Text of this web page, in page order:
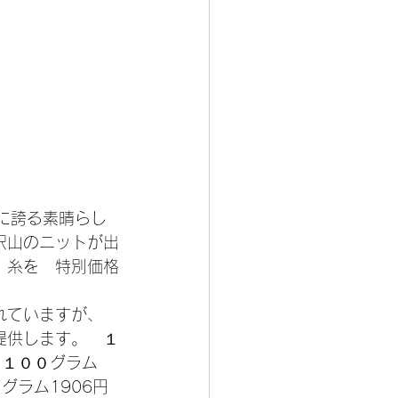
誇る素晴らし
山のニットが出
糸を　特別価格
ていますが、
します。　１
００グラム
グラム1906円